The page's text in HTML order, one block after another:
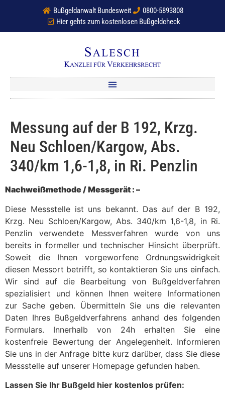
Bußgeldanwalt Bundesweit
0800-5893808
Hier gehts zum kostenlosen Bußgeldcheck
Messung auf der B 192, Krzg.
Neu Schloen/Kargow, Abs.
340/km 1,6-1,8, in Ri. Penzlin
Nachweißmethode / Messgerät : –
Diese Messstelle ist uns bekannt. Das auf der B 192,
Krzg. Neu Schloen/Kargow, Abs. 340/km 1,6-1,8, in Ri.
Penzlin verwendete Messverfahren wurde von uns
bereits in formeller und technischer Hinsicht überprüft.
Soweit die Ihnen vorgeworfene Ordnungswidrigkeit
diesen Messort betrifft, so kontaktieren Sie uns einfach.
Wir sind auf die Bearbeitung von Bußgeldverfahren
spezialisiert und können Ihnen weitere Informationen
zur Sache geben. Übermitteln Sie uns die relevanten
Daten Ihres Bußgeldverfahrens anhand des folgenden
Formulars. Innerhalb von 24h erhalten Sie eine
kostenfreie Bewertung der Angelegenheit. Informieren
Sie uns in der Anfrage bitte kurz darüber, dass Sie diese
Messstelle auf unserer Homepage gefunden haben.
Lassen Sie Ihr Bußgeld hier kostenlos prüfen: